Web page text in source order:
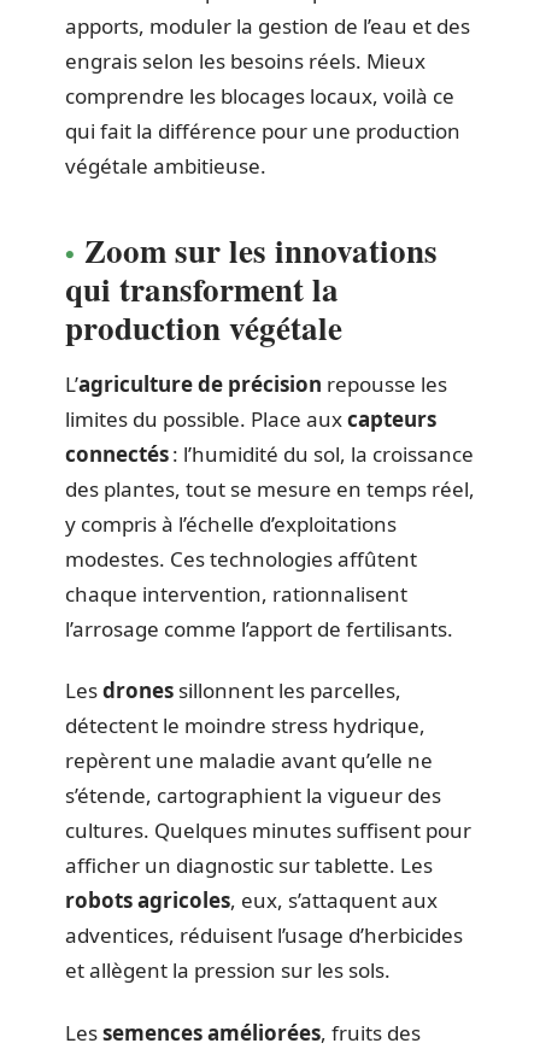
apports, moduler la gestion de l’eau et des
engrais selon les besoins réels. Mieux
comprendre les blocages locaux, voilà ce
qui fait la différence pour une production
végétale ambitieuse.
Zoom sur les innovations
qui transforment la
production végétale
L’agriculture de précision repousse les
limites du possible. Place auxcapteurs
connectés: l’humidité du sol, la croissance
des plantes, tout se mesure en temps réel,
y compris à l’échelle d’exploitations
modestes. Ces technologies affûtent
chaque intervention, rationnalisent
l’arrosage comme l’apport de fertilisants.
Lesdrones sillonnent les parcelles,
détectent le moindre stress hydrique,
repèrent une maladie avant qu’elle ne
s’étende, cartographient la vigueur des
cultures. Quelques minutes suffisent pour
afficher un diagnostic sur tablette. Les
robots agricoles, eux, s’attaquent aux
adventices, réduisent l’usage d’herbicides
et allègent la pression sur les sols.
Lessemences améliorées, fruits des